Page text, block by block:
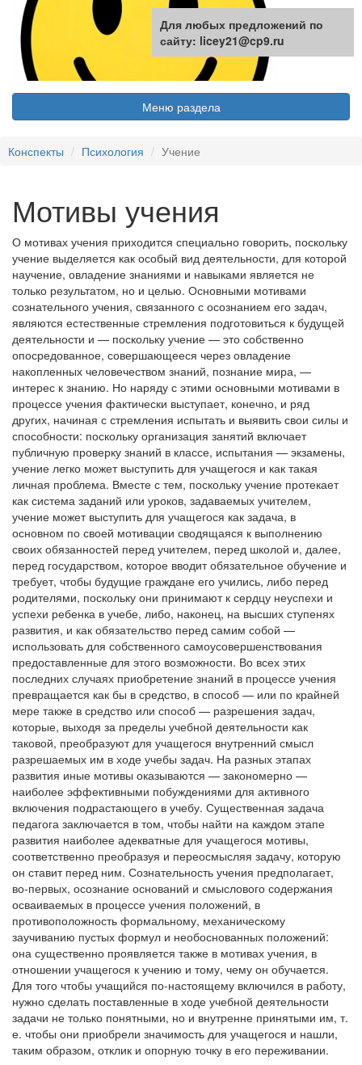
Меню раздела
Конспекты Психология Учение
Мотивы учения
О мотивах учения приходится специально говорить, поскольку
учение выделяется как особый вид деятельности, для которой
научение, овладение знаниями и навыками является не
только результатом, но и целью. Основными мотивами
сознательного учения, связанного с осознанием его задач,
являются естественные стремления подготовиться к будущей
деятельности и — поскольку учение — это собственно
опосредованное, совершающееся через овладение
накопленных человечеством знаний, познание мира, —
интерес к знанию. Но наряду с этими основными мотивами в
процессе учения фактически выступает, конечно, и ряд
других, начиная с стремления испытать и выявить свои силы и
способности: поскольку организация занятий включает
публичную проверку знаний в классе, испытания — экзамены,
учение легко может выступить для учащегося и как такая
личная проблема. Вместе с тем, поскольку учение протекает
как система заданий или уроков, задаваемых учителем,
учение может выступить для учащегося как задача, в
основном по своей мотивации сводящаяся к выполнению
своих обязанностей перед учителем, перед школой и, далее,
перед государством, которое вводит обязательное обучение и
требует, чтобы будущие граждане его учились, либо перед
родителями, поскольку они принимают к сердцу неуспехи и
успехи ребенка в учебе, либо, наконец, на высших ступенях
развития, и как обязательство перед самим собой —
использовать для собственного самоусовершенствования
предоставленные для этого возможности. Во всех этих
последних случаях приобретение знаний в процессе учения
превращается как бы в средство, в способ — или по крайней
мере также в средство или способ — разрешения задач,
которые, выходя за пределы учебной деятельности как
таковой, преобразуют для учащегося внутренний смысл
разрешаемых им в ходе учебы задач. На разных этапах
развития иные мотивы оказываются — закономерно —
наиболее эффективными побуждениями для активного
включения подрастающего в учебу. Существенная задача
педагога заключается в том, чтобы найти на каждом этапе
развития наиболее адекватные для учащегося мотивы,
соответственно преобразуя и переосмысляя задачу, которую
он ставит перед ним. Сознательность учения предполагает,
во-первых, осознание оснований и смыслового содержания
осваиваемых в процессе учения положений, в
противоположность формальному, механическому
заучиванию пустых формул и необоснованных положений:
она существенно проявляется также в мотивах учения, в
отношении учащегося к учению и тому, чему он обучается.
Для того чтобы учащийся по-настоящему включился в работу,
нужно сделать поставленные в ходе учебной деятельности
задачи не только понятными, но и внутренне принятыми им, т.
е. чтобы они приобрели значимость для учащегося и нашли,
таким образом, отклик и опорную точку в его переживании.
Для любых предложений по
сайту: licey21@cp9.ru